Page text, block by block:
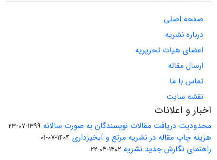
صفحه اصلی
درباره نشریه
اعضای هیات تحریریه
ارسال مقاله
تماس با ما
نقشه سایت
اخبار و اعلانات
محدودیت دریافت مقالات نویسندگان به صورت سالانه 1399-07-23
هزینه چاپ مقاله در نشریه مرتع و آبخیزداری 1404-07-01
راهنمای نگارش جدید نشریه 1402-04-22